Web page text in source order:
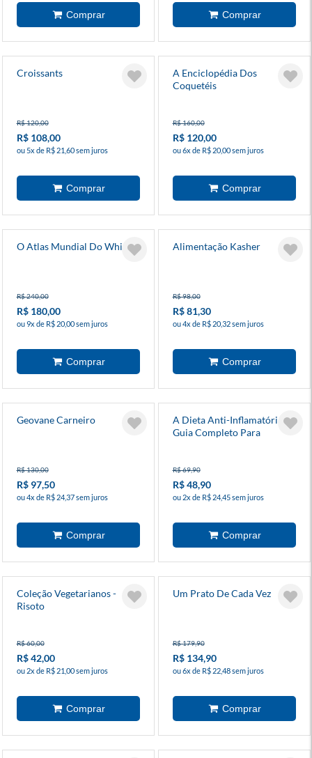
Croissants
R$ 120,00
R$ 108,00
ou 5x de R$ 21,60 sem juros
A Enciclopédia Dos
Coquetéis
R$ 160,00
R$ 120,00
ou 6x de R$ 20,00 sem juros
O Atlas Mundial Do Whisky
R$ 240,00
R$ 180,00
ou 9x de R$ 20,00 sem juros
Alimentação Kasher
R$ 98,00
R$ 81,30
ou 4x de R$ 20,32 sem juros
Geovane Carneiro
R$ 130,00
R$ 97,50
ou 4x de R$ 24,37 sem juros
A Dieta Anti-Inflamatória:
Guia Completo Para
R$ 69,90
R$ 48,90
ou 2x de R$ 24,45 sem juros
Coleção Vegetarianos -
Risoto
R$ 60,00
R$ 42,00
ou 2x de R$ 21,00 sem juros
Um Prato De Cada Vez
R$ 179,90
R$ 134,90
ou 6x de R$ 22,48 sem juros